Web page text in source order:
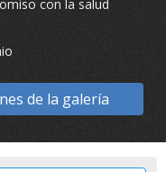
con la salud
de la galería